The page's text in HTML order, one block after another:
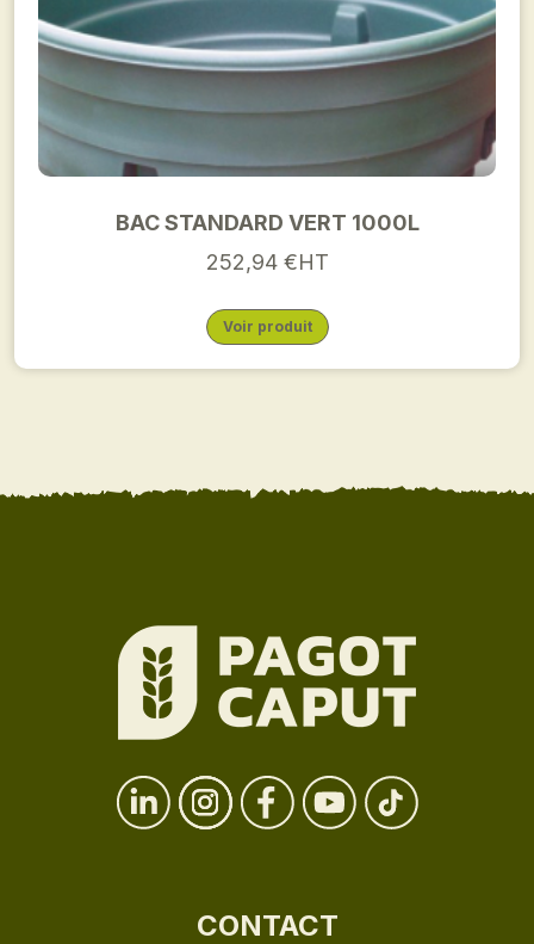
BAC STANDARD VERT 1000L
252,94 €HT
Voir produit
CONTACT